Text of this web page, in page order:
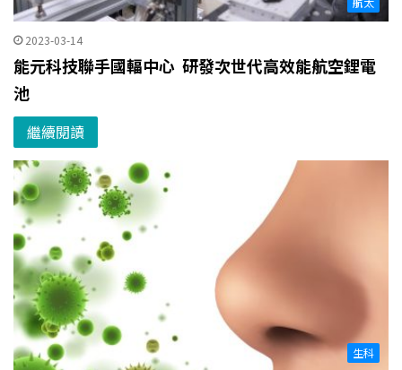
2023-03-14
能元科技聯手國輻中心 研發次世代高效能航空鋰電
池
繼續閱讀
生科